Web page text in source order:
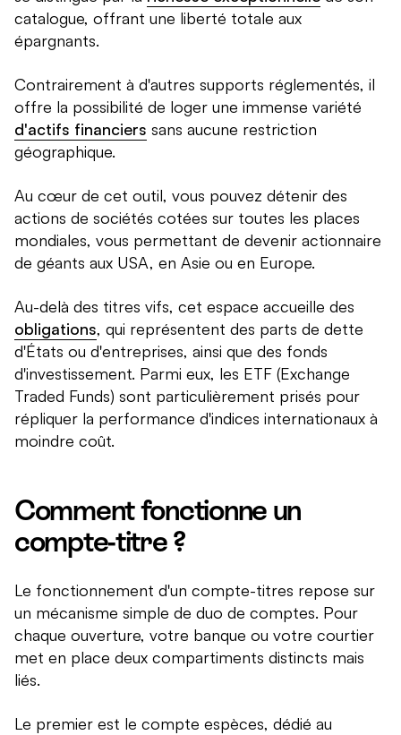
catalogue, offrant une liberté totale aux
épargnants.
Contrairement à d'autres supports réglementés, il
offre la possibilité de loger une immense variété
d'actifs financiers sans aucune restriction
géographique.
Au cœur de cet outil, vous pouvez détenir des
actions de sociétés cotées sur toutes les places
mondiales, vous permettant de devenir actionnaire
de géants aux USA, en Asie ou en Europe.
Au-delà des titres vifs, cet espace accueille des
obligations, qui représentent des parts de dette
d'États ou d'entreprises, ainsi que des fonds
d'investissement. Parmi eux, les ETF (Exchange
Traded Funds) sont particulièrement prisés pour
répliquer la performance d'indices internationaux à
moindre coût.
Comment fonctionne un
compte-titre ?
Le fonctionnement d'un compte-titres repose sur
un mécanisme simple de duo de comptes. Pour
chaque ouverture, votre banque ou votre courtier
met en place deux compartiments distincts mais
liés.
Le premier est le compte espèces, dédié au